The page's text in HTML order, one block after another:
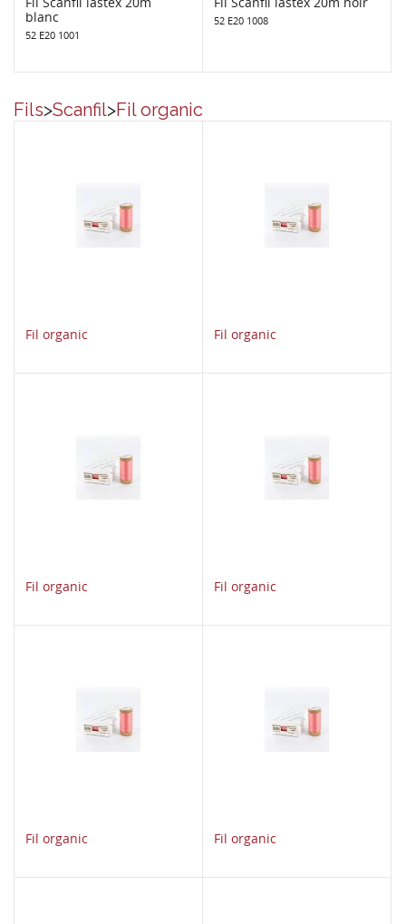
blanc
52 E20 1001
52 E20 1008
Fils>Scanfil>Fil organic
Fil organic Fil organic
Fil organic Fil organic
Fil organic Fil organic